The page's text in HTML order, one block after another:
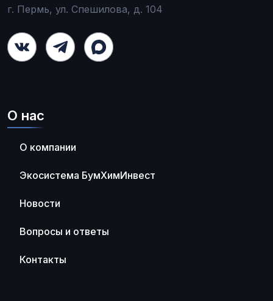
г. Пермь, ул. Спешилова, д. 104
О нас
О компании
Экосистема БумХимИнвест
Новости
Вопросы и ответы
Контакты